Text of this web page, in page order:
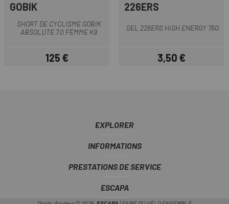
GOBIK
SHORT DE CYCLISME GOBIK
ABSOLUTE 7.0 FEMME K9
Prix
125 €
226ERS
GEL 226ERS HIGH ENERGY 76G
Prix
3,50 €
EXPLORER
INFORMATIONS
PRESTATIONS DE SERVICE
ESCAPA